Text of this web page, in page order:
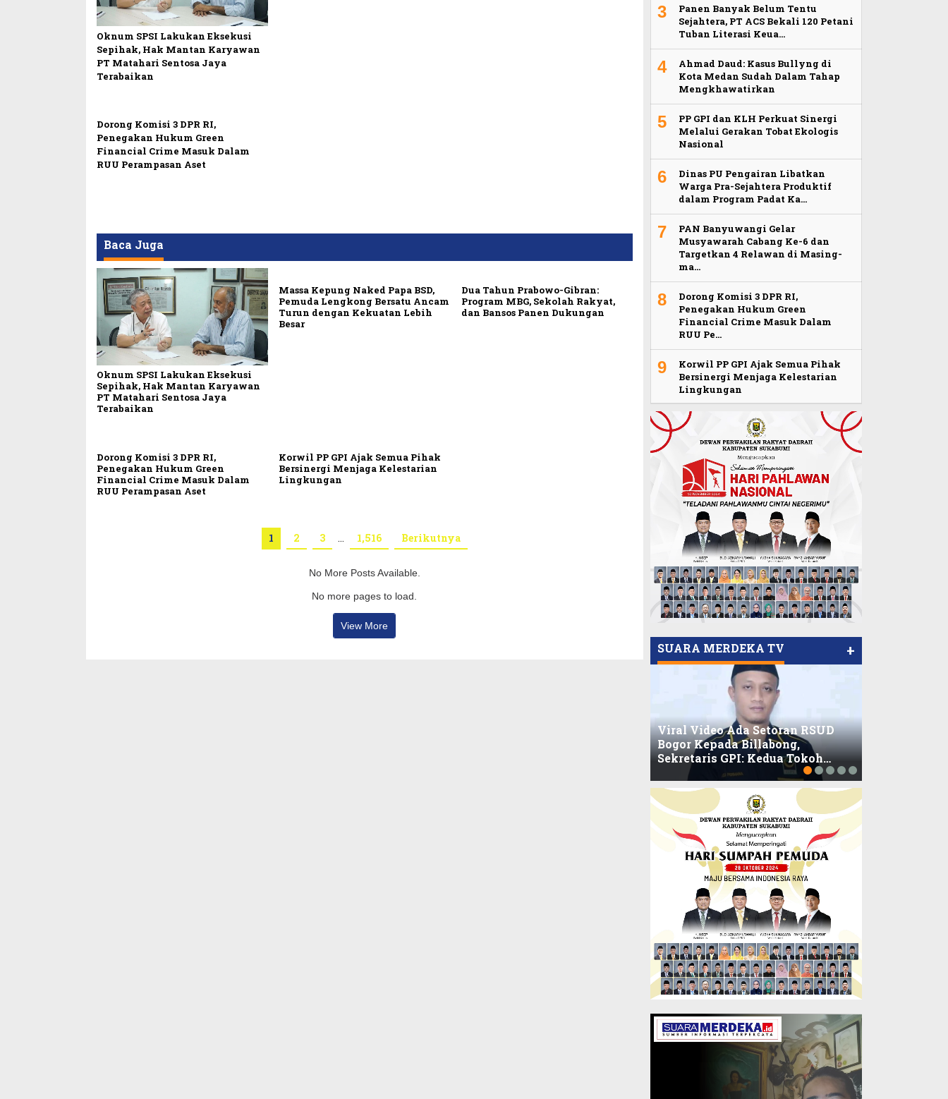
Oknum SPSI Lakukan Eksekusi
Sepihak, Hak Mantan Karyawan
PT Matahari Sentosa Jaya
Terabaikan
Dorong Komisi 3 DPR RI,
Penegakan Hukum Green
Financial Crime Masuk Dalam
RUU Perampasan Aset
Baca Juga
Oknum SPSI Lakukan Eksekusi
Sepihak, Hak Mantan Karyawan
PT Matahari Sentosa Jaya
Terabaikan
Massa Kepung Naked Papa BSD,
Pemuda Lengkong Bersatu Ancam
Turun dengan Kekuatan Lebih
Besar
Dua Tahun Prabowo-Gibran:
Program MBG, Sekolah Rakyat,
dan Bansos Panen Dukungan
Dorong Komisi 3 DPR RI,
Penegakan Hukum Green
Financial Crime Masuk Dalam
RUU Perampasan Aset
Korwil PP GPI Ajak Semua Pihak
Bersinergi Menjaga Kelestarian
Lingkungan
1 2 3 … 1,516 Berikutnya
No More Posts Available.
No more pages to load.
View More
3
Panen Banyak Belum Tentu
Sejahtera, PT ACS Bekali 120 Petani
Tuban Literasi Keua…
4
Ahmad Daud: Kasus Bullyng di
Kota Medan Sudah Dalam Tahap
Mengkhawatirkan
5
PP GPI dan KLH Perkuat Sinergi
Melalui Gerakan Tobat Ekologis
Nasional
6
Dinas PU Pengairan Libatkan
Warga Pra-Sejahtera Produktif
dalam Program Padat Ka…
7
PAN Banyuwangi Gelar
Musyawarah Cabang Ke-6 dan
Targetkan 4 Relawan di Masing-
ma…
8
Dorong Komisi 3 DPR RI,
Penegakan Hukum Green
Financial Crime Masuk Dalam
RUU Pe…
9
Korwil PP GPI Ajak Semua Pihak
Bersinergi Menjaga Kelestarian
Lingkungan
SUARA MERDEKA TV +
Viral Video Ada Setoran RSUD
Bogor Kepada Billabong,
Sekretaris GPI: Kedua Tokoh…